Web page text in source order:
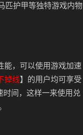
匹护甲等独特游戏内物
能，可以使用游戏加速
掉线】的用户均可享受
时间，这样一来使用兑